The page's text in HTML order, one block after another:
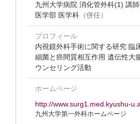
九州大学病院 消化管外科(1) 講師
医学部 医学科 （併任）
プロフィール
内視鏡外科手術に関する研究 臨
細菌と癌間質相互作用 遺伝性大
ウンセリング活動
ホームページ
http://www.surg1.med.kyushu-
九州大学第一外科ホームページ